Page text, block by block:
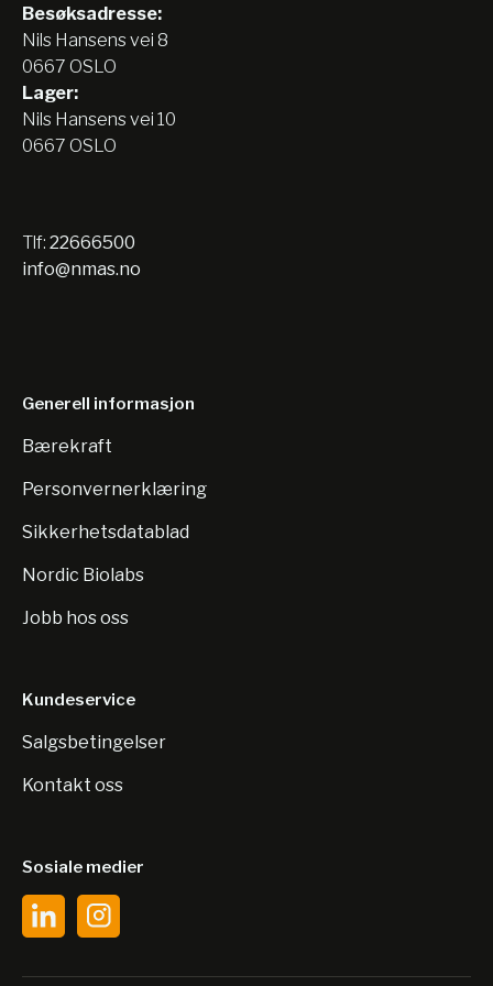
Besøksadresse:
Nils Hansens vei 8
0667 OSLO
Lager:
Nils Hansens vei 10
0667 OSLO
Tlf: 22666500
info@nmas.no
Generell informasjon
Bærekraft
Personvernerklæring
Sikkerhetsdatablad
Nordic Biolabs
Jobb hos oss
Kundeservice
Salgsbetingelser
Kontakt oss
Sosiale medier